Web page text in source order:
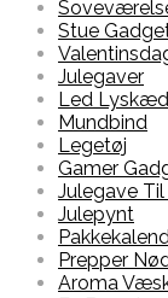
Stue
Julegaver
Led
Mundbind
Legetøj
Gamer
Julegave
Julepynt
Prepper
Aroma